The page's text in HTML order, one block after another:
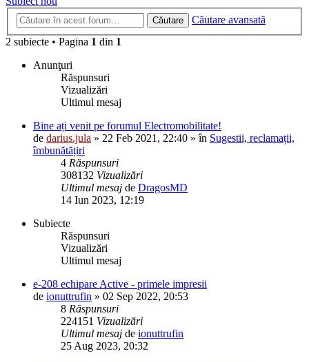
Căutare
Căutare avansată
2 subiecte • Pagina 1 din 1
Anunţuri
Răspunsuri
Vizualizări
Ultimul mesaj
Bine ați venit pe forumul Electromobilitate!
de darius.jula » 22 Feb 2021, 22:40 » în Sugestii, reclamații,
îmbunătățiri
4 Răspunsuri
308132 Vizualizări
Ultimul mesaj de DragosMD
14 Iun 2023, 12:19
Subiecte
Răspunsuri
Vizualizări
Ultimul mesaj
e-208 echipare Active - primele impresii
de ionuttrufin » 02 Sep 2022, 20:53
8 Răspunsuri
224151 Vizualizări
Ultimul mesaj de ionuttrufin
25 Aug 2023, 20:32